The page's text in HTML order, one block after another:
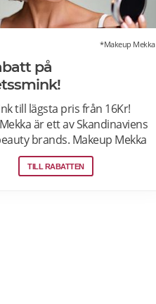
*Makeup Mekka
på
till lägsta pris från 16Kr!
är ett av Skandinaviens
brands. Makeup Mekka
tillverkas i samma fabriker
internationella beauty
TILL RABATTEN